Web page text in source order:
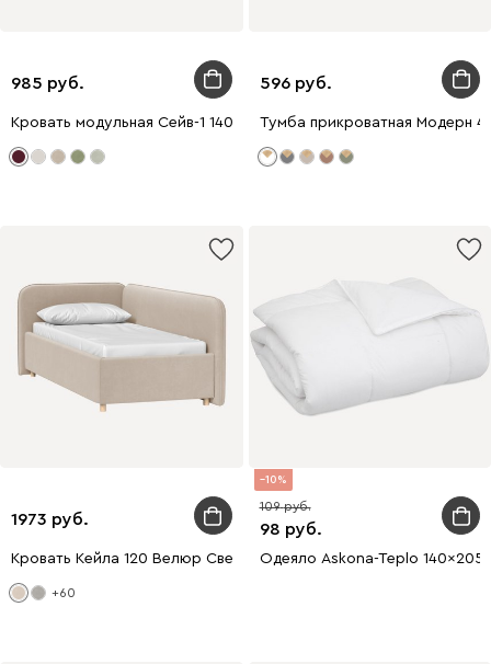
985
Кровать модульная Сейв-1 140 Велюр Бордовый
596
Тумба прикроватная Модерн
1973
Кровать Кейла 120 Велюр Светло-бежевый
+60
10
98
109
Одеяло Askona-Teplo 140x205